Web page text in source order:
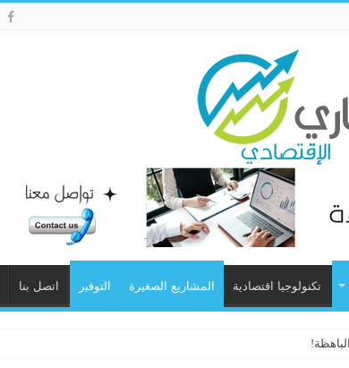
تكنولوجيا اقتصادية المشاريع الصغيرة التوفير اتصل بنا